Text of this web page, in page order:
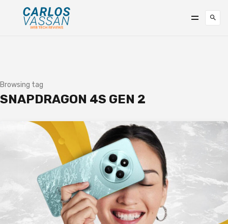
Browsing tag
SNAPDRAGON 4S GEN 2